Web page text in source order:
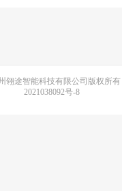
翎途智能科技有限公司版权所有 |
2021038092号-8